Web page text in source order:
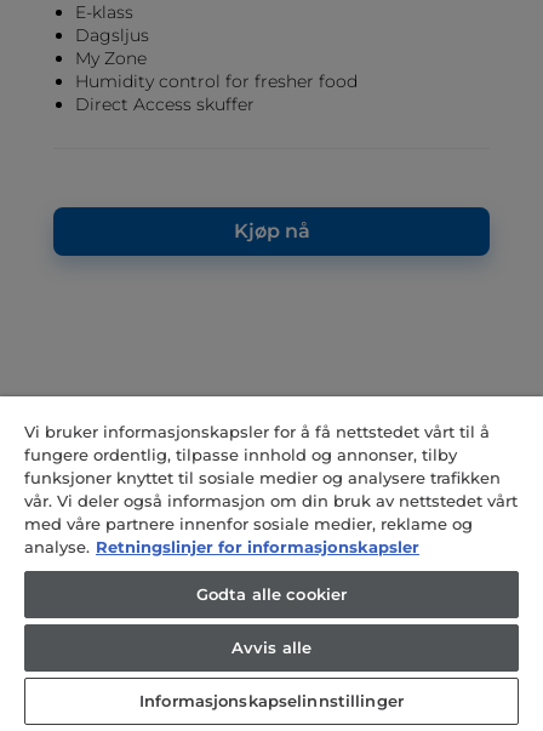
E-klass
Dagsljus
My Zone
Humidity control for fresher food
Direct Access skuffer
Kjøp nå
Vi bruker informasjonskapsler for å få nettstedet vårt til å
fungere ordentlig, tilpasse innhold og annonser, tilby
funksjoner knyttet til sosiale medier og analysere trafikken
vår. Vi deler også informasjon om din bruk av nettstedet vårt
med våre partnere innenfor sosiale medier, reklame og
analyse. Retningslinjer for informasjonskapsler
Godta alle cookier
Avvis alle
Informasjonskapselinnstillinger